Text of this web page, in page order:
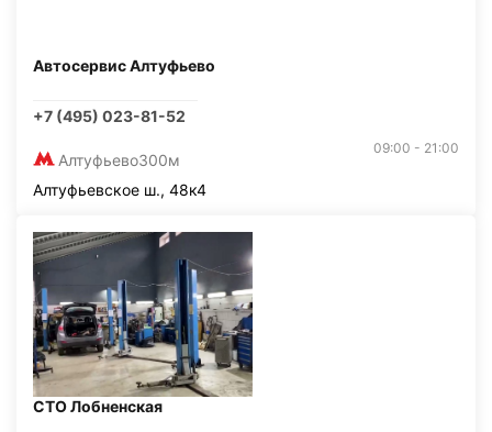
Автосервис Алтуфьево
+7 (495) 023-81-52
Алтуфьево300м
09:00 - 21:00
Алтуфьевское ш., 48к4
СТО Лобненская